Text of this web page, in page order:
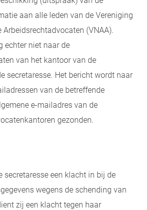
aan alle leden van de Vereniging
Arbeidsrechtadvocaten (VNAA).
echter niet naar de
van het kantoor van de
secretaresse. Het bericht wordt naar
van de betreffende
e-mailadres van de
gezonden.
secretaresse een klacht in bij de
wegens de schending van
zij een klacht tegen haar